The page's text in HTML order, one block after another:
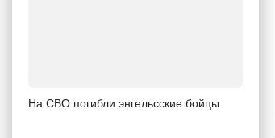
На СВО погибли энгельсские бойцы